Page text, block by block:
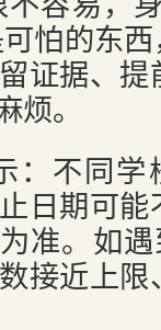
怕的东
证据、
烦。
：不同学
日期可
准。如
接近上